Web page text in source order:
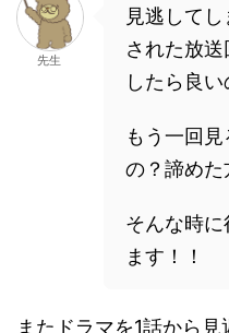
先生
見逃して
された放
したら良い
もう一回
の？諦めた
そんな時に
ます！！
またドラマを1話から